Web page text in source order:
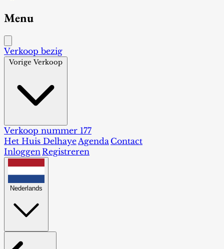
Menu
Verkoop bezig
Vorige Verkoop
Verkoop nummer 177
Het Huis DelhayeAgenda Contact
InloggenRegistreren
Nederlands